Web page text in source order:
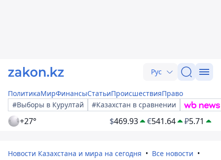
Рус
ПолитикаМирФинансыСтатьиПроисшествияПраво
#Выборы в Курултай
#Казахстан в сравнении
+27° $469.93 €541.64 ₽5.71
Новости Казахстана и мира на сегодня
Все новости